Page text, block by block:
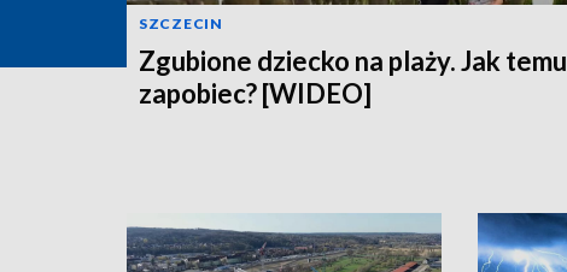
SZCZECIN
Zgubione dziecko na plaży. Jak temu
zapobiec? [WIDEO]